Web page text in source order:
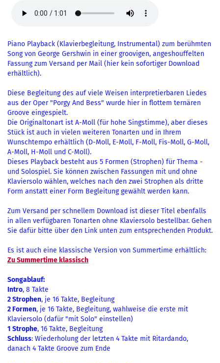
Piano Playback (Klavierbegleitung, Instrumental) zum berühmten
Song von George Gershwin in einer groovigen, angeshouffelten
Fassung zum Versand per Mail (hier kein sofortiger Download
erhältlich).
Diese Begleitung des auf viele Weisen interpretierbaren Liedes
aus der Oper "Porgy And Bess" wurde hier in flottem ternären
Groove eingespielt.
Die Originaltonart ist A-Moll (für hohe Singstimme), aber dieses
Stück ist auch in vielen weiteren Tonarten und in Ihrem
Wunschtempo erhältlich (D-Moll, E-Moll, F-Moll, Fis-Moll, G-Moll,
A-Moll, H-Moll und C-Moll).
Dieses Playback besteht aus 5 Formen (Strophen) für Thema -
und Solospiel. Sie können zwischen Fassungen mit und ohne
Klaviersolo wählen, welches nach den zwei Strophen als dritte
Form anstatt einer Form Begleitung gewählt werden kann.
Zum Versand per schnellem Download ist dieser Titel ebenfalls
in allen verfügbaren Tonarten ohne Klaviersolo bestellbar. Gehen
Sie dafür bitte über den Link unten zum entsprechenden Produkt.
Es ist auch eine klassische Version von Summertime erhältlich:
Zu Summertime klassisch
Songablauf:
Intro, 8 Takte
2 Strophen, je 16 Takte, Begleitung
2 Formen, je 16 Takte, Begleitung, wahlweise die erste mit
Klaviersolo (dafür "mit Solo" einstellen)
1 Strophe, 16 Takte, Begleitung
Schluss: Wiederholung der letzten 4 Takte mit Ritardando,
danach 4 Takte Groove zum Ende